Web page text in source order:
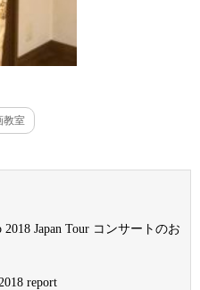
教室
Japan Tour コンサートのお
report